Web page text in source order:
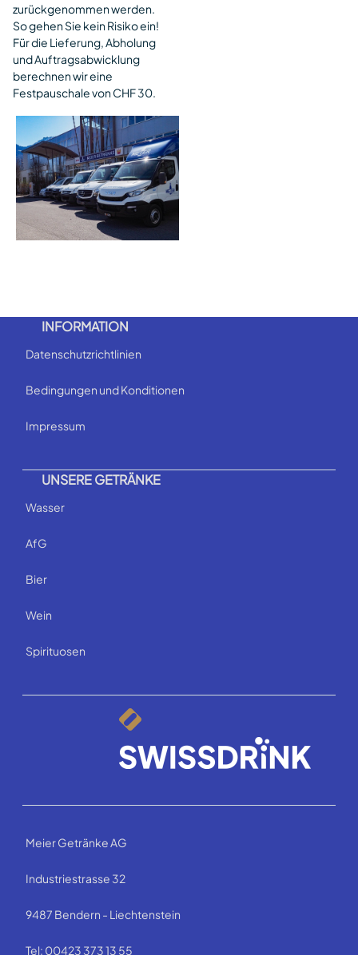
zurückgenommen werden.
So gehen Sie kein Risiko ein!
Für die Lieferung, Abholung
und Auftragsabwicklung
berechnen wir eine
Festpauschale von CHF 30.
INFORMATION
Datenschutzrichtlinien
Bedingungen und Konditionen
Impressum
UNSERE GETRÄNKE
Wasser
AfG
Bier
Wein
Spirituosen
Meier Getränke AG
Industriestrasse 32
9487 Bendern - Liechtenstein
Tel: 00423 373 13 55